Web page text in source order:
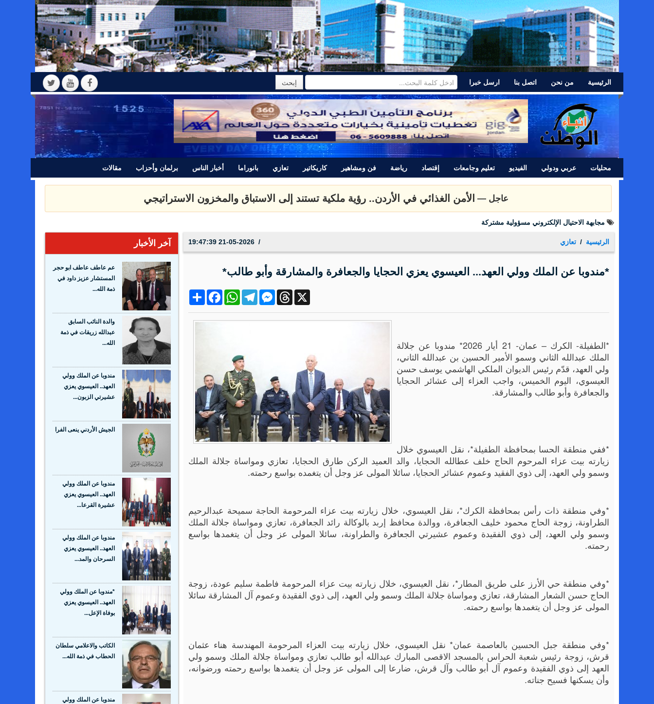
الرئيسية من نحن اتصل بنا ارسل خبرا
محليات عربي ودولي الفيديو تعليم وجامعات إقتصاد رياضة فن ومشاهير كاريكاتير تعازي بانوراما أخبار الناس برلمان وأحزاب مقالات
عاجل —عشائر اللد تتبرأ من المجرم ياسر اللحام الذي قتل نور برغل وتصدر بيانا للرأي العام
أورنج الأردن تشارك فيديو يسلط الضوء على أهم فعالياتها لشهر تموز، والتي تضمنت عدداً من الأحداث المميزة والأنشطة المختلفة.
الرئيسية تعازي 21-05-2026 19:47:39
*مندوبا عن الملك وولي العهد... العيسوي يعزي الحجايا والجعافرة والمشارقة وأبو طالب*
ShareFacebookWhatsAppTelegramMessengerThreads X
*الطفيلة- الكرك – عمان- 21 أيار 2026* مندوبا عن جلالة
الملك عبدالله الثاني وسمو الأمير الحسين بن عبدالله الثاني،
ولي العهد، قدّم رئيس الديوان الملكي الهاشمي يوسف حسن
العيسوي، اليوم الخميس، واجب العزاء إلى عشائر الحجايا
والجعافرة وأبو طالب والمشارقة.
*ففي منطقة الحسا بمحافظة الطفيلة*، نقل العيسوي خلال
زيارته بيت عزاء المرحوم الحاج خلف عطالله الحجايا، والد العميد الركن طارق الحجايا، تعازي ومواساة جلالة الملك
وسمو ولي العهد، إلى ذوي الفقيد وعموم عشائر الحجايا، سائلا المولى عز وجل أن يتغمده بواسع رحمته.
*وفي منطقة ذات رأس بمحافظة الكرك*، نقل العيسوي، خلال زيارته بيت عزاء المرحومة الحاجة سميحة عبدالرحيم
الطراونة، زوجة الحاج محمود خليف الجعافرة، ووالدة محافظ إربد بالوكالة رائد الجعافرة، تعازي ومواساة جلالة الملك
وسمو ولي العهد، إلى ذوي الفقيدة وعموم عشيرتي الجعافرة والطراونة، سائلا المولى عز وجل أن يتغمدها بواسع
رحمته.
*وفي منطقة حي الأرز على طريق المطار*، نقل العيسوي، خلال زيارته بيت عزاء المرحومة فاطمة سليم عودة، زوجة
الحاج حسن الشعار المشارقة، تعازي ومواساة جلالة الملك وسمو ولي العهد، إلى ذوي الفقيدة وعموم آل المشارقة سائلا
المولى عز وجل أن يتغمدها بواسع رحمته.
*وفي منطقة جبل الحسين بالعاصمة عمان* نقل العيسوي، خلال زيارته بيت العزاء المرحومة المهندسة هناء عثمان
قرش، زوجة رئيس شعبة الحراس بالمسجد الاقصى المبارك عبدالله أبو طالب تعازي ومواساة جلالة الملك وسمو ولي
العهد إلى ذوي الفقيدة وعموم آل أبو طالب وآل قرش، ضارعا إلى المولى عز وجل أن يتغمدها بواسع رحمته ورضوانه،
وأن يسكنها فسيح جناته.
آخر الأخبار
عم عاطف عاطف ابو حجر
المستشار عزيز داود في
ذمة الله...
والدة النائب السابق
عبدالله زريقات في ذمة
الله...
مندوبا عن الملك وولي
العهد.. العيسوي يعزي
عشيرتي الزبون...
الجيش الأردني ينعى الفرا
مندوبا عن الملك وولي
العهد.. العيسوي يعزي
عشيرة القرعا...
مندوبا عن الملك وولي
العهد.. العيسوي يعزي
السرحان والمد...
*مندوبا عن الملك وولي
العهد.. العيسوي يعزي
بوفاة الإعل...
الكاتب والاعلامي سلطان
الحطاب في ذمة الله...
مندوبا عن الملك وولي